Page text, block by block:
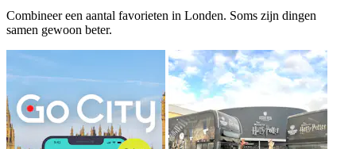
Combineer een aantal favorieten in Londen. Soms zijn dingen
samen gewoon beter.